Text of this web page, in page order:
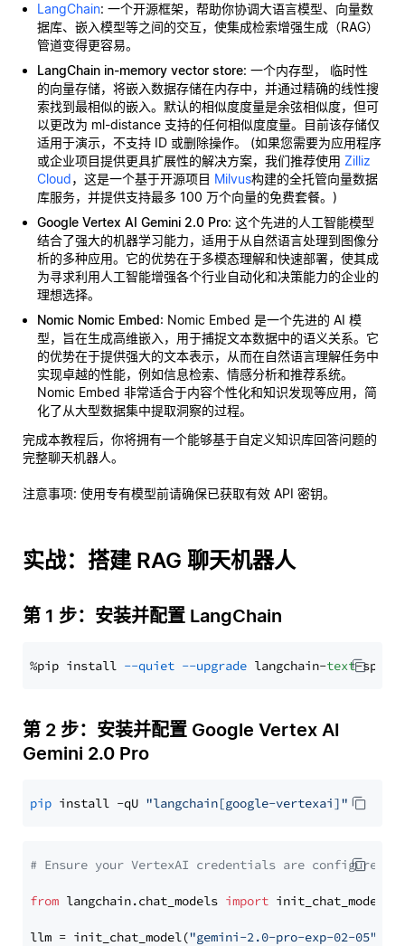
LangChain: 一个开源框架，帮助你协调大语言模型、向量数
据库、嵌入模型等之间的交互，使集成检索增强生成（RAG）
管道变得更容易。
LangChain in-memory vector store: 一个内存型， 临时性
的向量存储，将嵌入数据存储在内存中，并通过精确的线性搜
索找到最相似的嵌入。默认的相似度度量是余弦相似度，但可
以更改为 ml-distance 支持的任何相似度度量。目前该存储仅
适用于演示，不支持 ID 或删除操作。 (如果您需要为应用程序
或企业项目提供更具扩展性的解决方案，我们推荐使用 Zilliz
Cloud，这是一个基于开源项目 Milvus构建的全托管向量数据
库服务，并提供支持最多 100 万个向量的免费套餐。)
Google Vertex AI Gemini 2.0 Pro: 这个先进的人工智能模型
结合了强大的机器学习能力，适用于从自然语言处理到图像分
析的多种应用。它的优势在于多模态理解和快速部署，使其成
为寻求利用人工智能增强各个行业自动化和决策能力的企业的
理想选择。
Nomic Nomic Embed: Nomic Embed 是一个先进的 AI 模
型，旨在生成高维嵌入，用于捕捉文本数据中的语义关系。它
的优势在于提供强大的文本表示，从而在自然语言理解任务中
实现卓越的性能，例如信息检索、情感分析和推荐系统。
Nomic Embed 非常适合于内容个性化和知识发现等应用，简
化了从大型数据集中提取洞察的过程。
完成本教程后，你将拥有一个能够基于自定义知识库回答问题的
完整聊天机器人。
注意事项: 使用专有模型前请确保已获取有效 API 密钥。
实战：搭建 RAG 聊天机器人
第 1 步：安装并配置 LangChain
%pip install --quiet --upgrade langchain-text
第 2 步：安装并配置 Google Vertex AI
Gemini 2.0 Pro
pip install -qU "langchain[google-vertexai]"
# Ensure your VertexAI credentials are configured
from langchain.chat_models import init_chat_model
llm = init_chat_model("gemini-2.0-pro-exp-02-05"